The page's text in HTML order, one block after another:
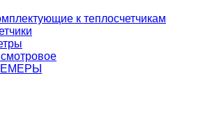
к теплосчетчикам